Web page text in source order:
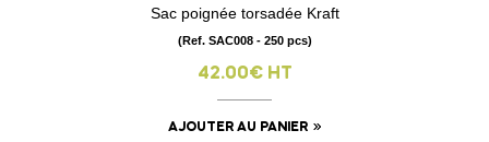
Sac poignée torsadée Kraft
(Ref. SAC008 - 250 pcs)
42.00€ HT
AJOUTER AU PANIER